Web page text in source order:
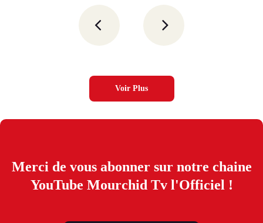
Voir Plus
Merci de vous abonner sur notre chaine
YouTube Mourchid Tv l'Officiel !